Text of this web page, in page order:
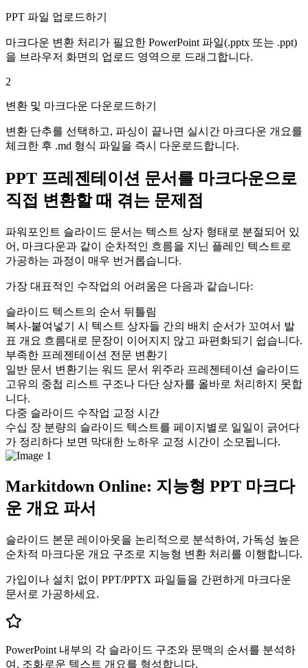
PPT 파일 업로드하기
마크다운 변환 처리가 필요한 PowerPoint 파일(.pptx 또는 .ppt)
을 브라우저 화면의 업로드 영역으로 드래그합니다.
2
변환 및 마크다운 다운로드하기
변환 단추를 선택하고, 파싱이 끝나면 실시간 마크다운 개요를
체크한 후 .md 형식 파일을 즉시 다운로드합니다.
PPT 프레젠테이션 문서를 마크다운으로
직접 변환할 때 겪는 문제점
파워포인트 슬라이드 문서는 텍스트 상자 형태로 분절되어 있
어, 마크다운과 같이 순차적인 흐름을 지닌 플레인 텍스트로
가공하는 과정이 매우 번거롭습니다.
가장 대표적인 수작업의 어려움은 다음과 같습니다:
슬라이드 텍스트의 순서 뒤틀림
복사-붙여넣기 시 텍스트 상자들 간의 배치 순서가 꼬여서 발
표 개요 흐름대로 문장이 이어지지 않고 파편화되기 쉽습니다.
부족한 프레젠테이션 전문 변환기
일반 문서 변환기는 워드 문서 위주라 프레젠테이션 슬라이드
고유의 중첩 리스트 구조나 다단 상자를 올바로 처리하지 못합
니다.
다중 슬라이드 수작업 교정 시간
수십 장 분량의 슬라이드 텍스트를 페이지별로 일일이 긁어다
가 정리하다 보면 막대한 노하우 교정 시간이 소모됩니다.
Markitdown Online: 지능형 PPT 마크다
운 개요 파서
슬라이드 본문 레이아웃을 논리적으로 분석하여, 가독성 높은
순차적 마크다운 개요 구조로 지능형 변환 처리를 이행합니다.
가입이나 설치 없이 PPT/PPTX 파일들을 간편하게 마크다운
문서로 가공하세요.
PowerPoint 내부의 각 슬라이드 구조와 문맥의 순서를 분석하
여, 조화로운 텍스트 개요를 형성합니다.